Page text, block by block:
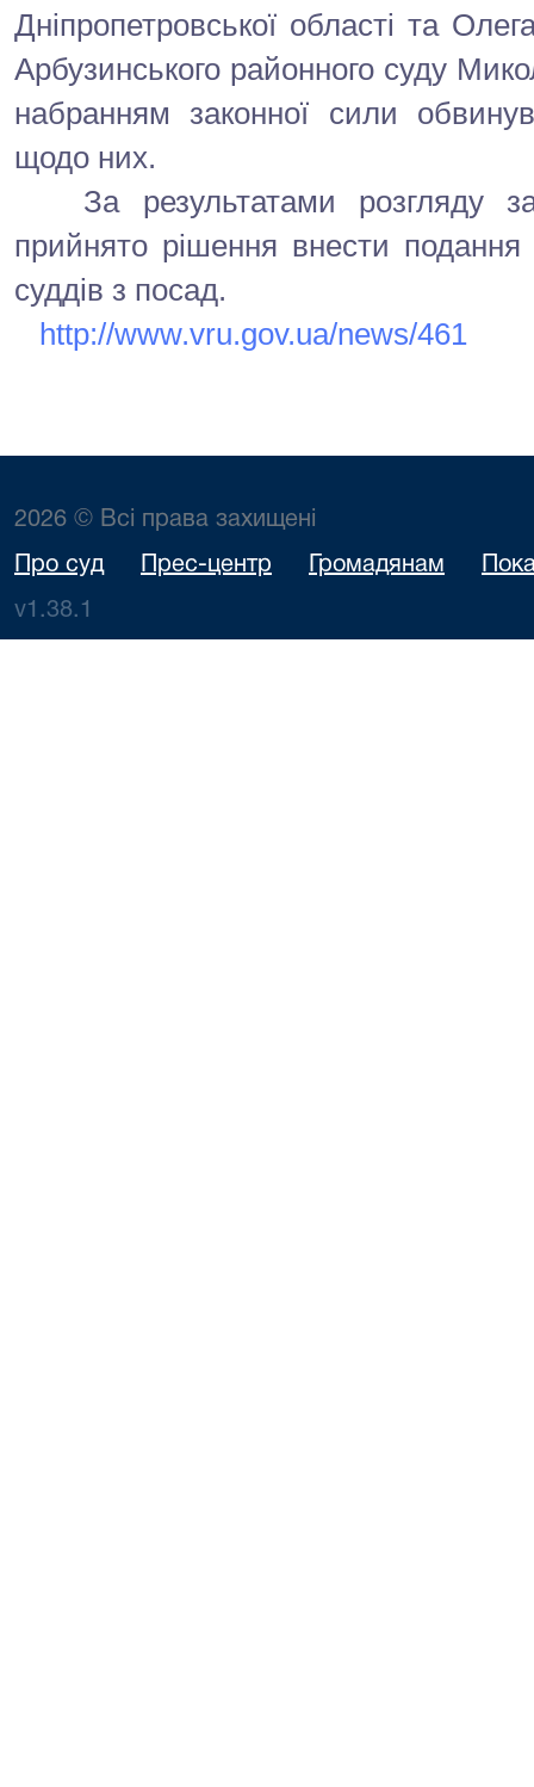
Дніпропетровської області та
Арбузинського районного суду
набранням законної сили
щодо них.
За результатами розгляду
прийнято рішення внести подання
суддів з посад.
http://www.vru.gov.ua/news/461
2026 © Всі права захищені
Про суд Прес-центр Громадянам
v1.38.1